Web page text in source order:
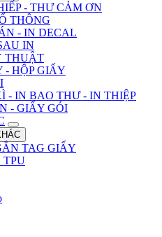
- THƯ CẢM ƠN
THÔNG
- IN DECAL
IN
THUẬT
- HỘP GIẤY
- IN BAO THƯ - IN THIỆP
- GIẤY GÓI
TAG GIẤY
TPU